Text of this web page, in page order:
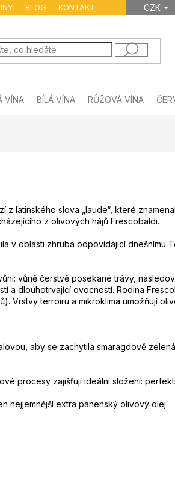
BLOG KONTAKT CZK
VÍNA BÍLÁ VÍNA RŮŽOVÁ VÍNA
latinského slova „laude“, které
z olivových hájů Frescobaldi.
v oblasti zhruba odpovídající dnešnímu
vůně čerstvě posekané trávy,
a dlouhotrvající ovocností. Rodina
Vrstvy terroiru a mikroklima umožňují
aby se zachytila ​​smaragdově
procesy zajišťují ideální složení:
nejjemnější extra panenský olivový olej.